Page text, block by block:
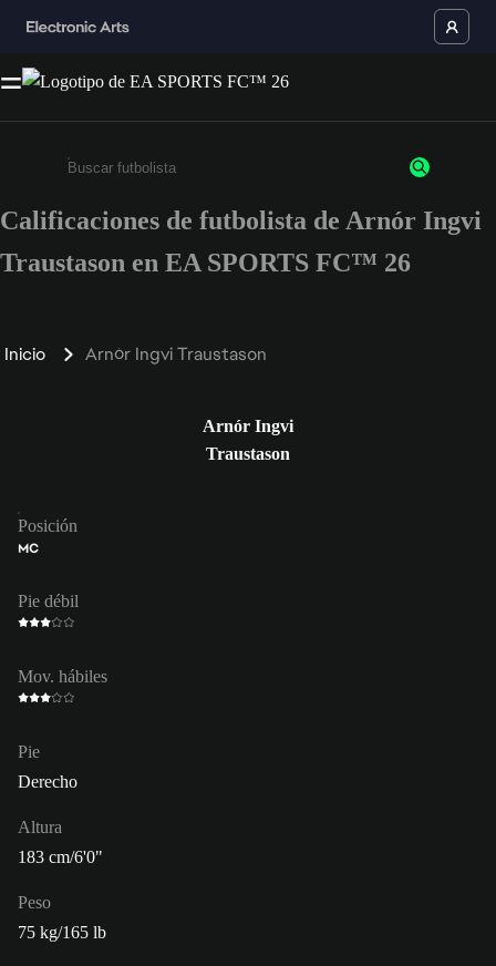
Ingresa un mínimo de 3 caracteres o números
Calificaciones de futbolista de Arnór Ingvi
Traustason en EA SPORTS FC™ 26
Inicio Arnór Ingvi Traustason
Arnór Ingvi
Traustason
Posición
MC
Pie débil
Mov. hábiles
Pie
Derecho
Altura
183 cm/6'0"
Peso
75 kg/165 lb